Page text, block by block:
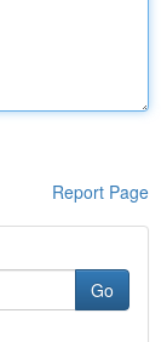
Report Page
Go